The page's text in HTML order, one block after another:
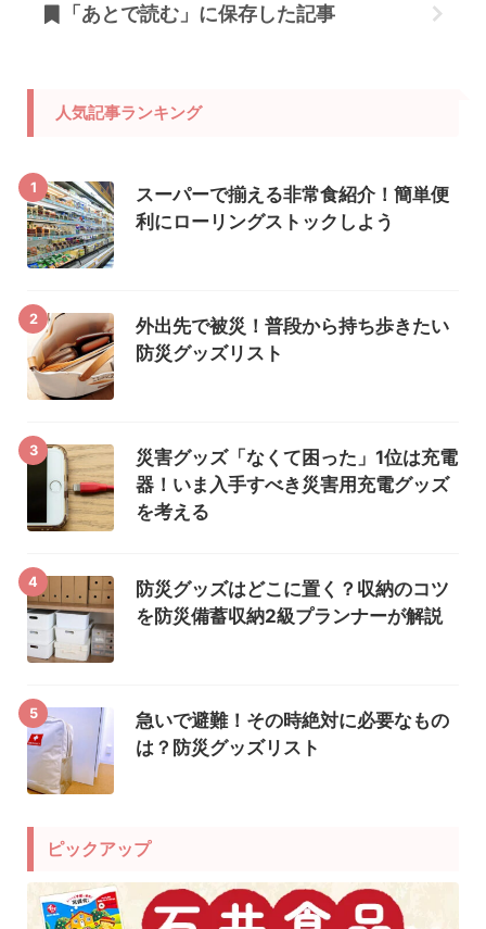
「あとで読む」に保存した記事
人気記事ランキング
1
スーパーで揃える非常食紹介！簡単便
利にローリングストックしよう
2
外出先で被災！普段から持ち歩きたい
防災グッズリスト
3
災害グッズ「なくて困った」1位は充電
器！いま入手すべき災害用充電グッズ
を考える
4
防災グッズはどこに置く？収納のコツ
を防災備蓄収納2級プランナーが解説
5
急いで避難！その時絶対に必要なもの
は？防災グッズリスト
ピックアップ